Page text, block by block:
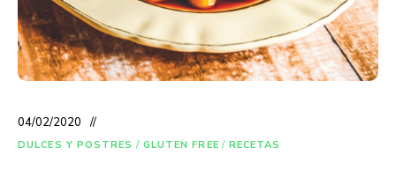
04/02/2020
DULCES Y POSTRES / GLUTEN FREE / RECETAS